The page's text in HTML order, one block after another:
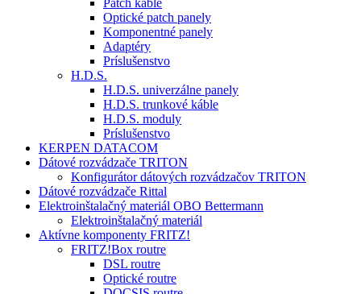
Optické patch panely
Komponentné panely
Adaptéry
Príslušenstvo
H.D.S.
H.D.S. univerzálne panely
H.D.S. trunkové káble
H.D.S. moduly
Príslušenstvo
KERPEN DATACOM
Dátové rozvádzače TRITON
Konfigurátor dátových rozvádzačov TRITON
Dátové rozvádzače Rittal
Elektroinštalačný materiál OBO Bettermann
Elektroinštalačný materiál
Aktívne komponenty FRITZ!
FRITZ!Box routre
DSL routre
Optické routre